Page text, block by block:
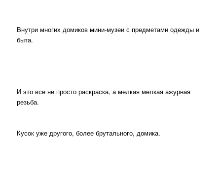
Внутри многих домиков мини-музеи с предметами одежды и
быта.
И это все не просто раскраска, а мелкая мелкая ажурная
резьба.
Кусок уже другого, более брутального, домика.